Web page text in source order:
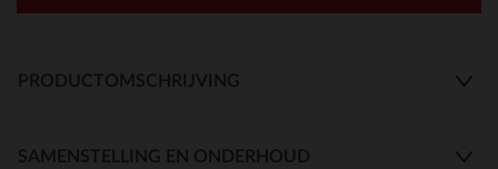
PRODUCTOMSCHRIJVING
SAMENSTELLING EN ONDERHOUD